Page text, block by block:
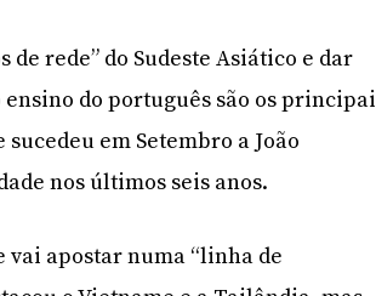
rede” do Sudeste Asiático e dar
do português são os
em Setembro a João
nos últimos seis anos.
vai apostar numa “linha de